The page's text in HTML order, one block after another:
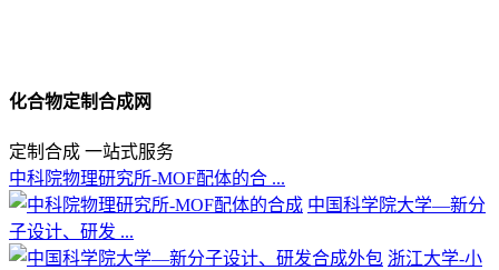
化合物定制合成网
定制合成 一站式服务
中科院物理研究所-MOF配体的合 ...
中国科学院大学—新分
子设计、研发 ...
浙江大学-小